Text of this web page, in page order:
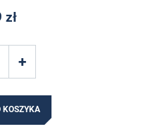
zł
KOSZYKA